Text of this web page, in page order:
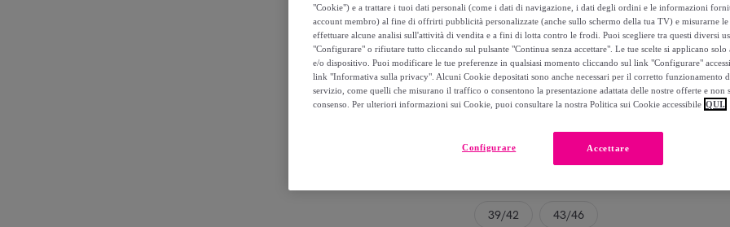
3,48 €
6,95 €
- %
Modello
39/42 43/46
"Cookie") e a trattare i tuoi dati personali (come i dati di navigazione, i dati degli ordini e le informazioni
account membro) al fine di offrirti pubblicità personalizzate (anche sullo schermo della tua TV) e misurarne le
effettuare alcune analisi sull'attività di vendita e a fini di lotta contro le frodi. Puoi scegliere tra questi diversi
"Configurare" o rifiutare tutto cliccando sul pulsante "Continua senza accettare". Le tue scelte si applicano solo
e/o dispositivo. Puoi modificare le tue preferenze in qualsiasi momento cliccando sul link "Configurare"
link "Informativa sulla privacy". Alcuni Cookie depositati sono anche necessari per il corretto funzionamento
servizio, come quelli che misurano il traffico o consentono la presentazione adattata delle nostre offerte e non
consenso. Per ulteriori informazioni sui Cookie, puoi consultare la nostra Politica sui Cookie accessibile QUI.
Accettare
Configurare